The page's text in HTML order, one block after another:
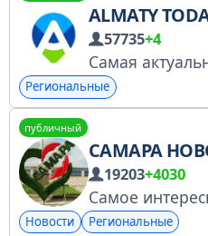
ALMATY
57735+4
Региональные
публичный
САМАРА
19203+4030
Новости Региональные